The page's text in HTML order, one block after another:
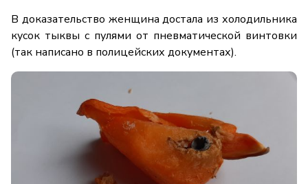
В доказательство женщина достала из холодильника
кусок тыквы с пулями от пневматической винтовки
(так написано в полицейских документах).